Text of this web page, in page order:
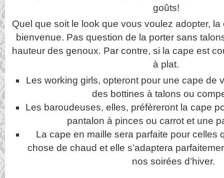
goûts!
Quel que soit le look que vous voulez adopter,
bienvenue. Pas question de la porter sans
hauteur des genoux. Par contre, si la cape est
à plat.
Les working girls, opteront pour une cape de
des bottines à talons ou
Les baroudeuses, elles, préfèreront la cape
pantalon à pinces ou carrot et une
La cape en maille sera parfaite pour celles
chose de chaud et elle s’adaptera
nos soirées d’hiver.